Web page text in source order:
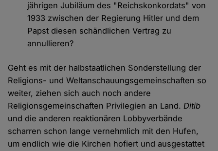
jährigen Jubiläum des "Reichskonkordats" von
1933 zwischen der Regierung Hitler und dem
Papst diesen schändlichen Vertrag zu
annullieren?
Geht es mit der halbstaatlichen Sonderstellung der
Religions- und Weltanschauungsgemeinschaften so
weiter, ziehen sich auch noch andere
Religionsgemeinschaften Privilegien an Land.Ditib
und die anderen reaktionären Lobbyverbände
scharren schon lange vernehmlich mit den Hufen,
um endlich wie die Kirchen hofiert und ausgestattet